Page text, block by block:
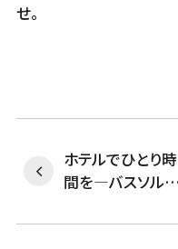
せ。
ホテルでひとり時
間を―バスソルト